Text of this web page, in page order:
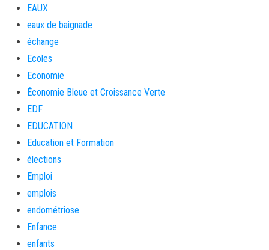
EAUX
eaux de baignade
échange
Ecoles
Economie
Économie Bleue et Croissance Verte
EDF
EDUCATION
Education et Formation
élections
Emploi
emplois
endométriose
Enfance
enfants